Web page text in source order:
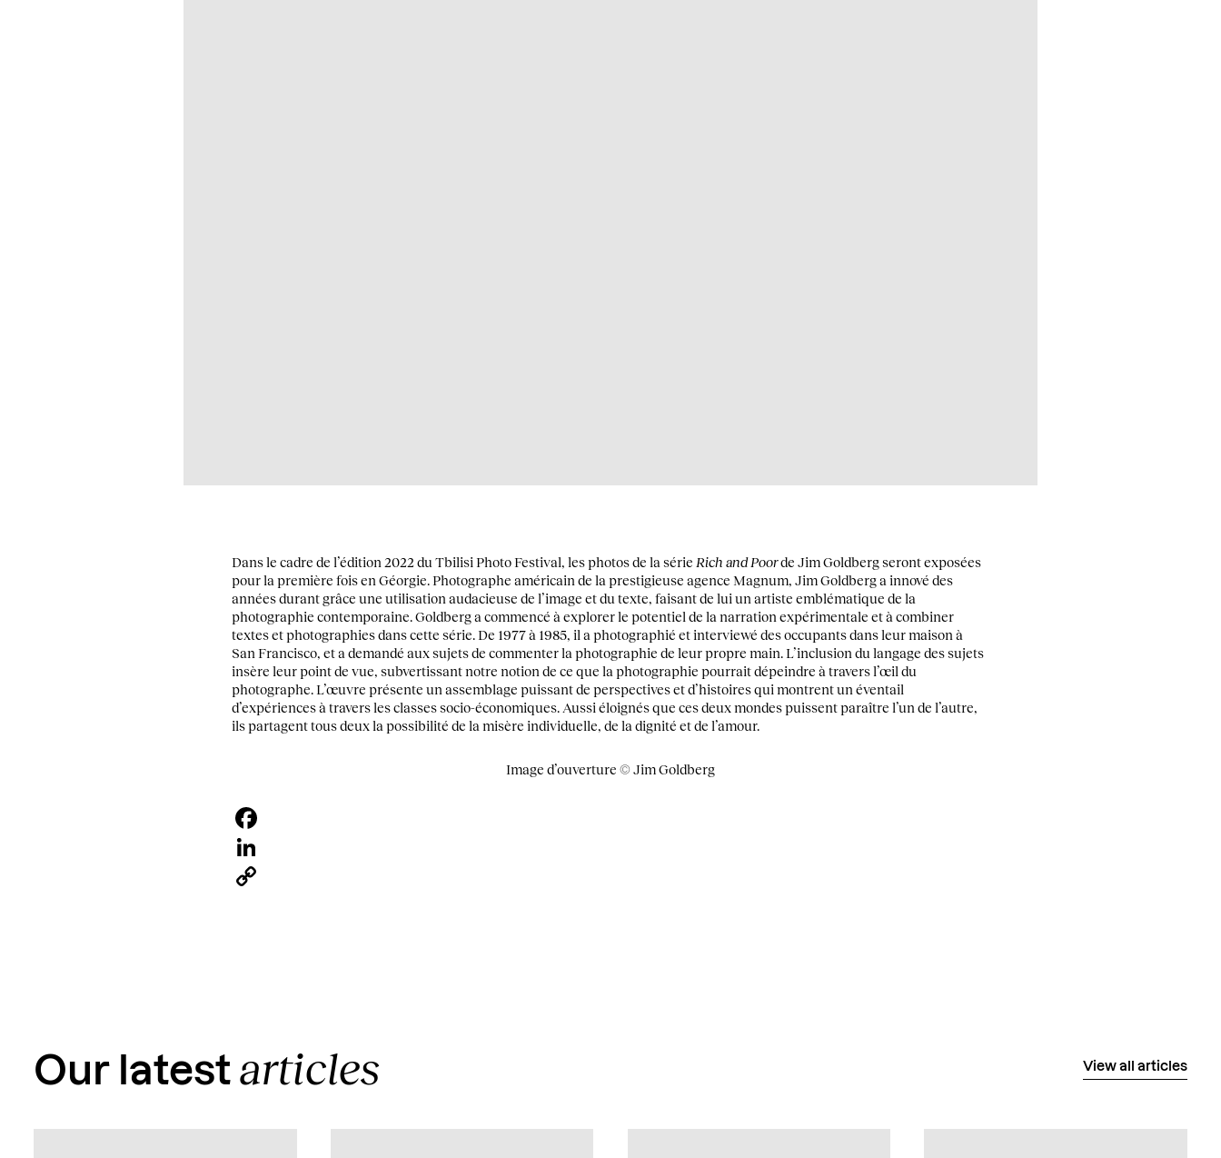
Dans le cadre de l’édition 2022 du Tbilisi Photo Festival, les photos de la série Rich and Poorde Jim Goldberg seront exposées
pour la première fois en Géorgie. Photographe américain de la prestigieuse agence Magnum, Jim Goldberg a innové des
années durant grâce une utilisation audacieuse de l’image et du texte, faisant de lui un artiste emblématique de la
photographie contemporaine. Goldberg a commencé à explorer le potentiel de la narration expérimentale et à combiner
textes et photographies dans cette série. De 1977 à 1985, il a photographié et interviewé des occupants dans leur maison à
San Francisco, et a demandé aux sujets de commenter la photographie de leur propre main. L’inclusion du langage des sujets
insère leur point de vue, subvertissant notre notion de ce que la photographie pourrait dépeindre à travers l’œil du
photographe. L’œuvre présente un assemblage puissant de perspectives et d’histoires qui montrent un éventail
d’expériences à travers les classes socio-économiques. Aussi éloignés que ces deux mondes puissent paraître l’un de l’autre,
ils partagent tous deux la possibilité de la misère individuelle, de la dignité et de l’amour.
Image d’ouverture © Jim Goldberg
Facebook
LinkedIn
Our latest articles View all articles